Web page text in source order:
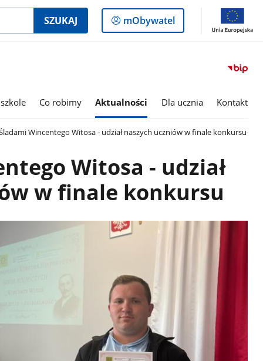
SZUKAJ
Logowanie
do
mObywatel
Co robimy Aktualności Dla ucznia Kontakt
Wincentego Witosa - udział naszych uczniów w finale konkursu
Witosa - udział
w finale konkursu